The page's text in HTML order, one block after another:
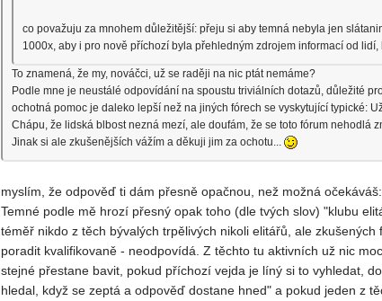
co považuju za mnohem důležitější: přeju si aby temná nebyla jen
1000x, aby i pro nově příchozí byla přehledným zdrojem informací od lidí,
To znamená, že my, nováčci, už se raději na nic ptát nemáme?
Podle mne je neustálé odpovídání na spoustu triviálních dotazů, důležité
ochotná pomoc je daleko lepší než na jiných fórech se vyskytující typické:
Chápu, že lidská blbost nezná mezí, ale doufám, že se toto fórum nehodlá
Jinak si ale zkušenějších vážím a děkuji jim za ochotu...
myslím, že odpověď ti dám přesně opačnou, než možná očekáváš:
Temné podle mě hrozí přesný opak toho (dle tvých slov) "klubu
téměř nikdo z těch bývalých trpělivých nikoli elitářů, ale
poradit kvalifikovaně - neodpovídá. Z těchto tu aktivních už nic
stejné přestane bavit, pokud příchozí vejda je líný si to vyhledat,
hledal, když se zeptá a odpověď dostane hned" a pokud jeden z